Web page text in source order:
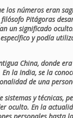
los números eran
Pitágoras
un significado
y podía
China, donde
la India, se la
de una
y técnicas,
oculto. En la